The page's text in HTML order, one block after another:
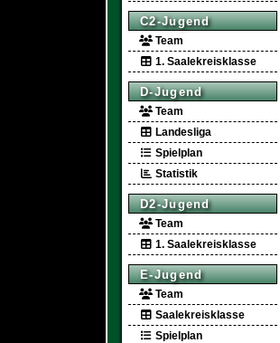
C2-Jugend
Team
1. Saalekreisklasse
D-Jugend
Team
Landesliga
Spielplan
Statistik
D2-Jugend
Team
1. Saalekreisklasse
E-Jugend
Team
Saalekreisklasse
Spielplan